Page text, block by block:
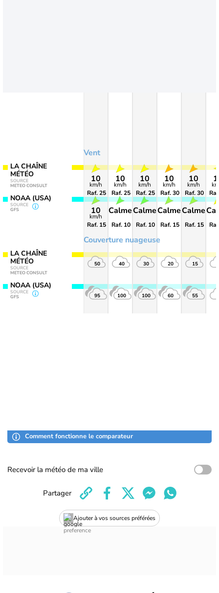
LA CHAÎNE
MÉTÉO
SOURCE
METEO CONSULT
NOAA (USA)
SOURCE
GFS
LA CHAÎNE
MÉTÉO
SOURCE
METEO CONSULT
NOAA (USA)
SOURCE
GFS
Vent
Couverture nuageuse
10
km/h
Raf. 25
10
km/h
Raf. 15
50
95
10
km/h
Raf. 25
Calme
Raf. 10
40
100
10
km/h
Raf. 25
Calme
Raf. 10
30
100
10
km/h
Raf. 30
Calme
Raf. 15
20
60
10
km/h
Raf. 30
Calme
Raf. 15
15
55
Comment fonctionne le comparateur
Recevoir la météo de ma ville
Ajouter à vos sources préférées
Partager